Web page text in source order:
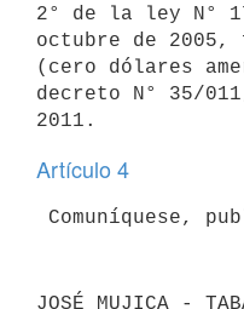
2° de la ley N°
octubre de 2005,
(cero dólares
decreto N° 35/
Artículo 4
JOSÉ MUJICA -